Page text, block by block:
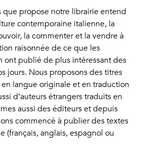
que propose notre librairie entend
contemporaine italienne, la
la commenter et la vendre à
raisonnée de ce que les
ont publié de plus intéressant des
jours. Nous proposons des titres
en langue originale et en traduction
d’auteurs étrangers traduits en
aussi des éditeurs et depuis
commencé à publier des textes
(français, anglais, espagnol ou